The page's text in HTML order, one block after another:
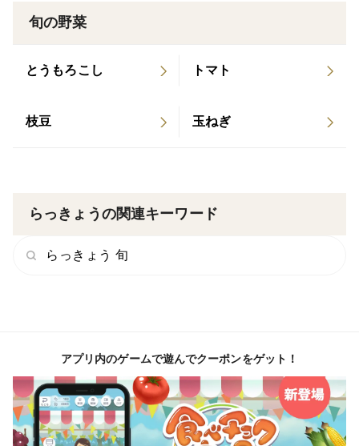
旬の野菜
とうもろこし トマト
枝豆 玉ねぎ
らっきょうの関連キーワード
らっきょう 旬
アプリ内のゲームで遊んでクーポンをゲット！